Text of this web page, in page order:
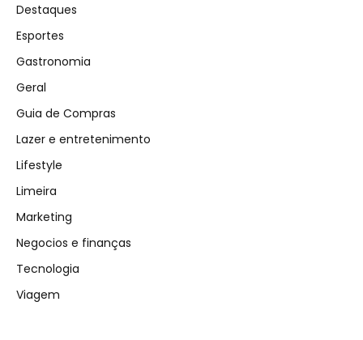
Destaques
Esportes
Gastronomia
Geral
Guia de Compras
Lazer e entretenimento
Lifestyle
Limeira
Marketing
Negocios e finanças
Tecnologia
Viagem